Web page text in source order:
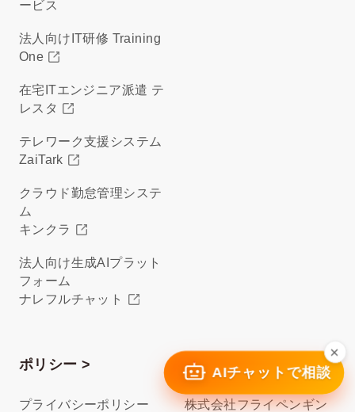
ービス
法人向けIT研修 Training
One
在宅ITエンジニア派遣 テ
レスタ
テレワーク支援システム
ZaiTark
クラウド勤怠管理システ
ム
キンクラ
法人向け生成AIプラット
フォーム
ナレフルチャット
ポリシー >
プライバシーポリシー
関連サイト >
株式会社フライペンギン
×
AIチャットで相談